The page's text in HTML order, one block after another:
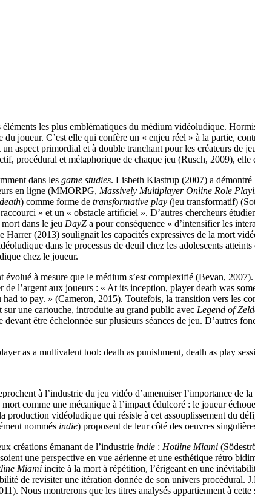
éléments les plus emblématiques du médium vidéoludique.
du joueur. C’est elle qui confère un « enjeu réel » à la partie,
aspect primordial et à double tranchant pour les créateurs de
procédural et métaphorique de chaque jeu (Rusch, 2009),
dans les game studies. Lisbeth Klastrup (2007) a démontré
en ligne (MMORPG, Massively Multiplayer Online Role
) comme forme de transformative play (jeu transformatif)
» et un « obstacle artificiel ». D’autres chercheurs
dans le jeu DayZ a pour conséquence « d’intensifier les
Harrer (2013) soulignait les capacités expressives de la mort
dans le processus de deuil chez les adolescents
chez le joueur.
à mesure que le médium s’est complexifié (Bevan,
de l’argent aux joueurs : « At its inception, player death was
to pay. » (Cameron, 2015). Toutefois, la transition vers les
sur une cartouche, introduite au grand public avec Legend of
être échelonnée sur plusieurs séances de jeu. D’autres
as a multivalent tool: death as punishment, death as play
à l’industrie du jeu vidéo d’amenuiser l’importance
comme une mécanique à l’impact édulcoré : le joueur
production vidéoludique qui résiste à cet assouplissement du
nommés indie) proposent de leur côté des oeuvres
créations émanant de l’industrie indie : Hotline Miami
une perspective en vue aérienne et une esthétique rétro
Miami incite à la mort à répétition, l’érigeant en une
de revisiter une itération donnée de son univers procédural.
Nous montrerons que les titres analysés appartiennent à